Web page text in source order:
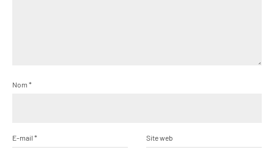
Nom *
E-mail * Site web